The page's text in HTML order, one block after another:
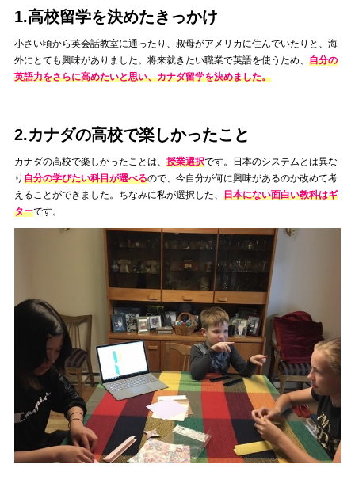
1.高校留学を決めたきっかけ
小さい頃から英会話教室に通ったり、叔母がアメリカに住んでいたりと、海
外にとても興味がありました。将来就きたい職業で英語を使うため、 自分の
英語力をさらに高めたいと思い、カナダ留学を決めました。
2.カナダの高校で楽しかったこと
カナダの高校で楽しかったことは、 授業選択です。日本のシステムとは異な
り 自分の学びたい科目が選べるので、今自分が何に興味があるのか改めて考
えることができました。ちなみに私が選択した、 日本にない面白い教科はギ
ターです。